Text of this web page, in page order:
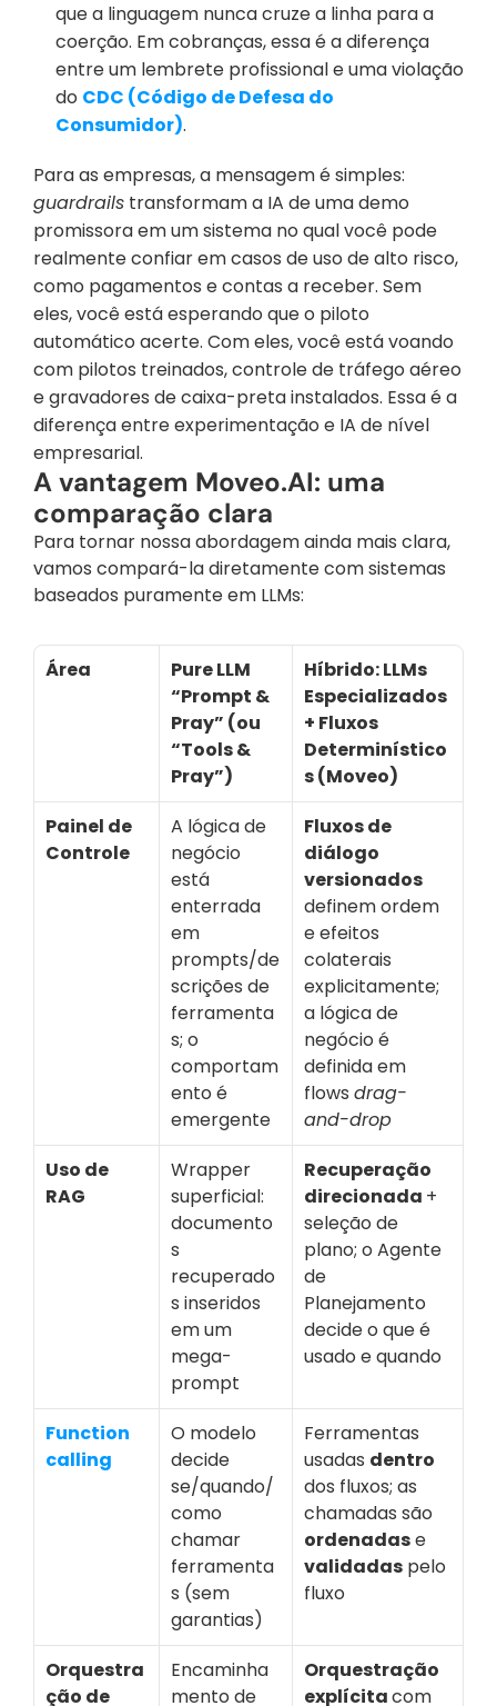
que a linguagem nunca cruze a linha para a
coerção. Em cobranças, essa é a diferença
entre um lembrete profissional e uma violação
do CDC (Código de Defesa do
Consumidor).
guardrails transformam a IA de uma demo
promissora em um sistema no qual você pode
realmente confiar em casos de uso de alto risco,
como pagamentos e contas a receber. Sem
eles, você está esperando que o piloto
automático acerte. Com eles, você está voando
com pilotos treinados, controle de tráfego aéreo
e gravadores de caixa-preta instalados. Essa é a
diferença entre experimentação e IA de nível
empresarial.
A vantagem Moveo.AI: uma
comparação clara
Para tornar nossa abordagem ainda mais clara,
vamos compará-la diretamente com sistemas
baseados puramente em LLMs:
Área
Pure LLM
“Prompt &
Pray” (ou
“Tools &
Pray”)
Híbrido: LLMs
Especializados
+ Fluxos
Determinístico
s (Moveo)
Painel de
Controle
A lógica de
negócio
está
enterrada
em
prompts/de
scrições de
ferramenta
s; o
comportam
ento é
emergente
Fluxos de
diálogo
versionados
definem ordem
e efeitos
colaterais
explicitamente;
a lógica de
negócio é
definida em
flows drag-
and-drop
Uso de
RAG
Wrapper
superficial:
documento
s
recuperado
s inseridos
em um
mega-
prompt
Recuperação
direcionada +
seleção de
plano; o Agente
de
Planejamento
decide o que é
usado e quando
Function
calling
O modelo
decide
se/quando/
como
chamar
ferramenta
s (sem
garantias)
Ferramentas
usadas dentro
dos fluxos; as
ordenadas
e
validadas pelo
fluxo
Orquestra
ção de
Encaminha
mento de
Orquestração
explícita com